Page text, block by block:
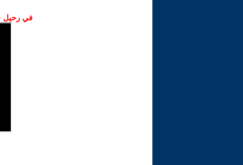
في رحيل